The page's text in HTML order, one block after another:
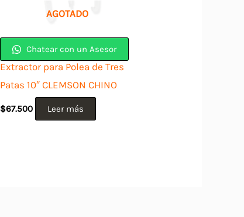
AGOTADO
Chatear con un Asesor
Extractor para Polea de Tres
Patas 10″ CLEMSON CHINO
$67.500 Leer más